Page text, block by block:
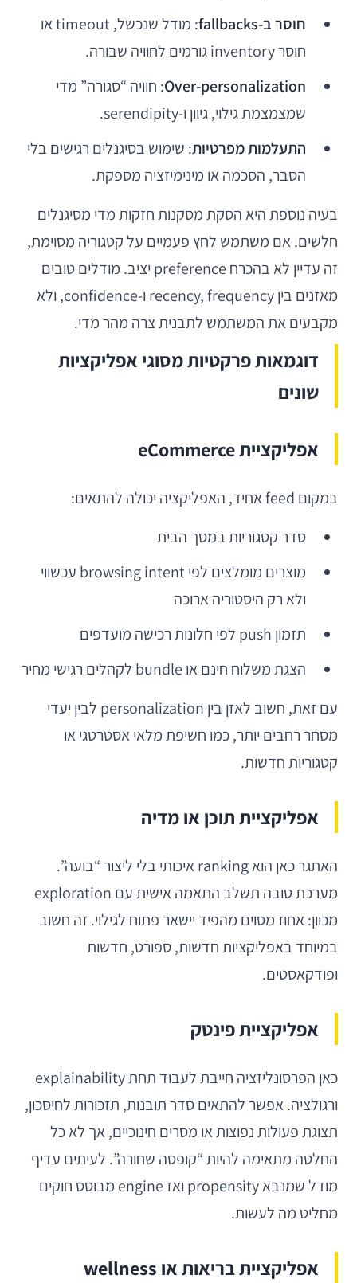
חוסר ב-fallbacks
: מודל שנכשל, timeout או
חוסר inventory גורמים לחוויה שבורה.
Over-personalization: חוויה “סגורה” מדי
שמצמצמת גילוי, גיוון ו-serendipity.
התעלמות מפרטיות: שימוש בסיגנלים רגישים בלי
הסבר, הסכמה או מינימיזציה מספקת.
בעיה נוספת היא הסקת מסקנות חזקות מדי מסיגנלים
חלשים. אם משתמש לחץ פעמיים על קטגוריה מסוימת,
זה עדיין לא בהכרח preference יציב. מודלים טובים
מאזנים בין recency, frequency ו-confidence, ולא
מקבעים את המשתמש לתבנית צרה מהר מדי.
דוגמאות פרקטיות מסוגי אפליקציות
שונים
אפליקציית eCommerce
במקום feed אחיד, האפליקציה יכולה להתאים:
סדר קטגוריות במסך הבית
מוצרים מומלצים לפי browsing intent עכשווי
ולא רק היסטוריה ארוכה
תזמון push לפי חלונות רכישה מועדפים
הצגת משלוח חינם או bundle לקהלים רגישי מחיר
עם זאת, חשוב לאזן בין personalization לבין יעדי
מסחר רחבים יותר, כמו חשיפת מלאי אסטרטגי או
קטגוריות חדשות.
אפליקציית תוכן או מדיה
האתגר כאן הוא ranking איכותי בלי ליצור “בועה”.
מערכת טובה תשלב התאמה אישית עם exploration
מכוון: אחוז מסוים מהפיד יישאר פתוח לגילוי. זה חשוב
במיוחד באפליקציות חדשות, ספורט, חדשות
ופודקאסטים.
אפליקציית פינטק
כאן הפרסונליזציה חייבת לעבוד תחת explainability
ורגולציה. אפשר להתאים סדר תובנות, תזכורות לחיסכון,
תצוגת פעולות נפוצות או מסרים חינוכיים, אך לא כל
החלטה מתאימה להיות “קופסה שחורה”. לעיתים עדיף
מודל שמנבא propensity ואז engine מבוסס חוקים
מחליט מה לעשות.
אפליקציית בריאות או wellness